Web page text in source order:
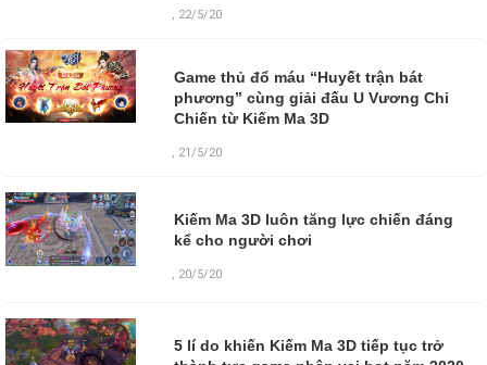
, 22/5/20
Game thủ đổ máu “Huyết trận bát
phương” cùng giải đấu U Vương Chi
Chiến từ Kiếm Ma 3D
, 21/5/20
Kiếm Ma 3D luôn tăng lực chiến đáng
kể cho người chơi
, 20/5/20
5 lí do khiến Kiếm Ma 3D tiếp tục trở